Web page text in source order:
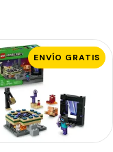
ENVÍO GRATIS